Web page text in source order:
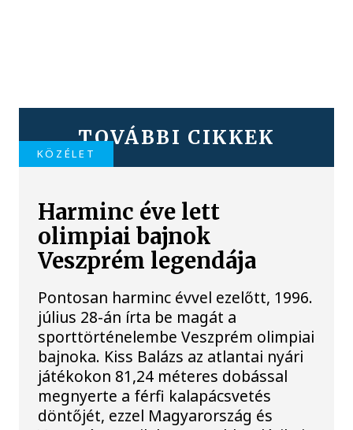
TOVÁBBI CIKKEK
KÖZÉLET
Harminc éve lett
olimpiai bajnok
Veszprém legendája
Pontosan harminc évvel ezelőtt, 1996.
július 28-án írta be magát a
sporttörténelembe Veszprém olimpiai
bajnoka. Kiss Balázs az atlantai nyári
játékokon 81,24 méteres dobással
megnyerte a férfi kalapácsvetés
döntőjét, ezzel Magyarország és